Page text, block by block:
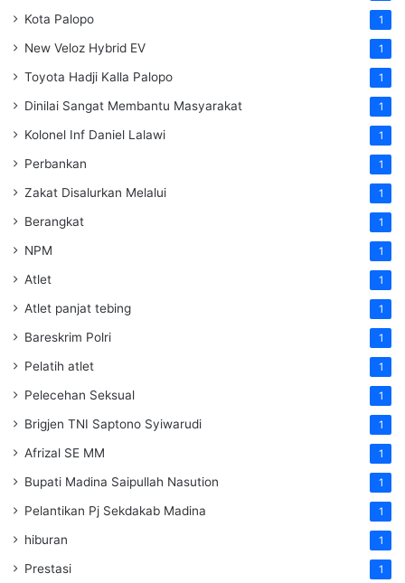
Kota Palopo 1
New Veloz Hybrid EV 1
Toyota Hadji Kalla Palopo 1
Dinilai Sangat Membantu Masyarakat 1
Kolonel Inf Daniel Lalawi 1
Perbankan 1
Zakat Disalurkan Melalui 1
Berangkat 1
NPM 1
Atlet 1
Atlet panjat tebing 1
Bareskrim Polri 1
Pelatih atlet 1
Pelecehan Seksual 1
Brigjen TNI Saptono Syiwarudi 1
Afrizal SE MM 1
Bupati Madina Saipullah Nasution 1
Pelantikan Pj Sekdakab Madina 1
hiburan 1
Prestasi 1